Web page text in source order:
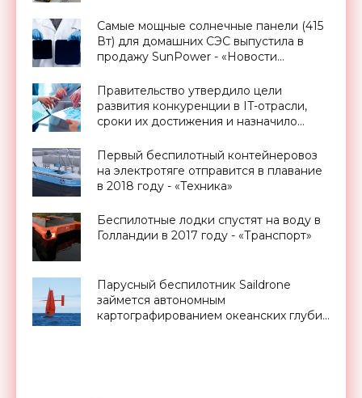
Самые мощные солнечные панели (415
Вт) для домашних СЭС выпустила в
продажу SunPower - «Новости
Правительство утвердило цели
развития конкуренции в IT-отрасли,
сроки их достижения и назначило
Первый беспилотный контейнеровоз
на электротяге отправится в плавание
в 2018 году - «Техника»
Беспилотные лодки спустят на воду в
Голландии в 2017 году - «Транспорт»
Парусный беспилотник Saildrone
займется автономным
картографированием океанских глубин